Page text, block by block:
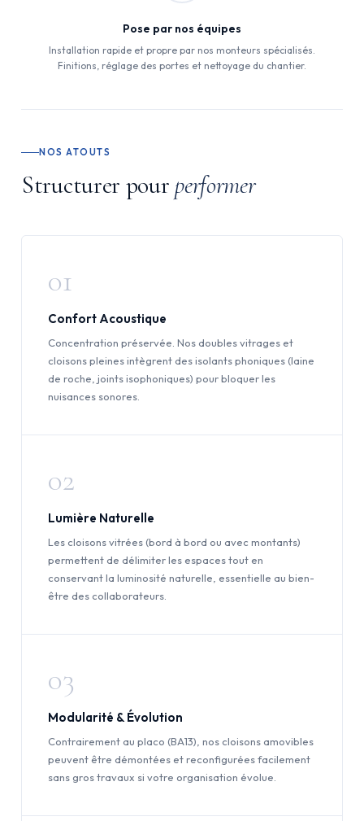
Pose par nos équipes
Installation rapide et propre par nos monteurs spécialisés.
Finitions, réglage des portes et nettoyage du chantier.
NOS ATOUTS
Structurer pour performer
01
Confort Acoustique
Concentration préservée. Nos doubles vitrages et
cloisons pleines intègrent des isolants phoniques (laine
de roche, joints isophoniques) pour bloquer les
nuisances sonores.
02
Lumière Naturelle
Les cloisons vitrées (bord à bord ou avec montants)
permettent de délimiter les espaces tout en
conservant la luminosité naturelle, essentielle au bien-
être des collaborateurs.
03
Modularité & Évolution
Contrairement au placo (BA13), nos cloisons amovibles
peuvent être démontées et reconfigurées facilement
sans gros travaux si votre organisation évolue.